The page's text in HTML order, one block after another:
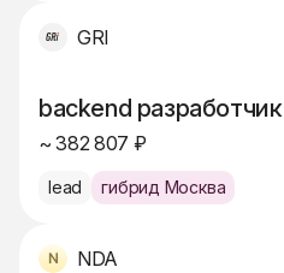
GRI
backend разработчик
~ 382 807 ₽
lead гибрид Москва
NDA